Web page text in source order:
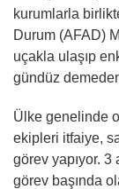
kurumlarla
Durum (AFAD)
uçakla ulaşıp
gündüz demeden
Ülke genelinde
ekipleri itfaiye,
görev yapıyor.
görev başında